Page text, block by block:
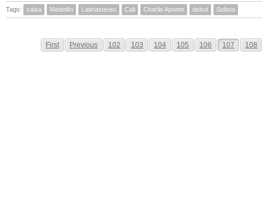
Tags: salsa Medellín Latinastereo Cali Charlie Aponte debut Solista
First Previous 102 103 104 105 106 107 108